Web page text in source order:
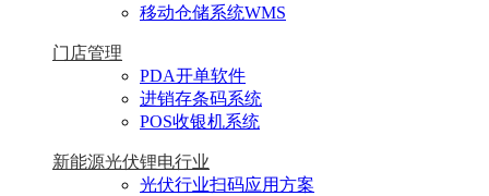
移动仓储系统WMS
门店管理
PDA开单软件
进销存条码系统
POS收银机系统
新能源光伏锂电行业
光伏行业扫码应用方案